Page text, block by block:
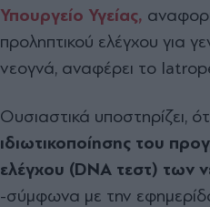
Υπουργείο Υγείας,
προληπτικού ελέγχου για
νεογνά, αναφέρει το
Ουσιαστικά υποστηρίζει,
ιδιωτικοποίησης του
ελέγχου (DNA τεστ) των
-σύμφωνα με την